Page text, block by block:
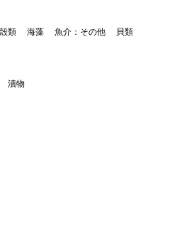
類 海藻 魚介：その他 貝類
漬物